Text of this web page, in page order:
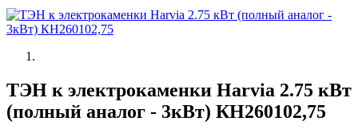
ТЭН к электрокаменки Harvia 2.75 кВт
(полный аналог - 3кВт) КН260102,75